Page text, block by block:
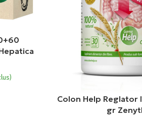
Colon Help Reglator
gr